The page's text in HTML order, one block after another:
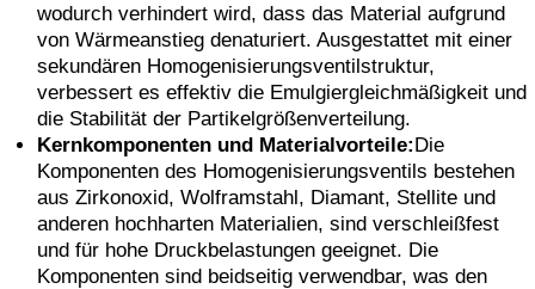
wodurch verhindert wird, dass das Material aufgrund
von Wärmeanstieg denaturiert. Ausgestattet mit einer
sekundären Homogenisierungsventilstruktur,
verbessert es effektiv die Emulgiergleichmäßigkeit und
die Stabilität der Partikelgrößenverteilung.
Kernkomponenten und Materialvorteile:Die
Komponenten des Homogenisierungsventils bestehen
aus Zirkonoxid, Wolframstahl, Diamant, Stellite und
anderen hochharten Materialien, sind verschleißfest
und für hohe Druckbelastungen geeignet. Die
Komponenten sind beidseitig verwendbar, was den